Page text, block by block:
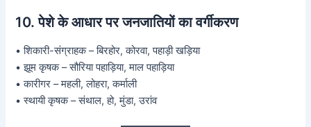
10. पेशे के आधार पर जनजातियों का वर्गीकरण
• शिकारी-संग्राहक – बिरहोर, कोरवा, पहाड़ी खड़िया
• झूम कृषक – सौरिया पहाड़िया, माल पहाड़िया
• कारीगर – महली, लोहरा, कर्माली
• स्थायी कृषक – संथाल, हो, मुंडा, उरांव